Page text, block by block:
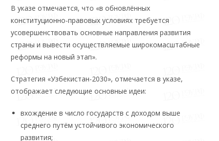
В указе отмечается, что «в обновлённых
конституционно-правовых условиях требуется
усовершенствовать основные направления развития
страны и вывести осуществляемые широкомасштабные
реформы на новый этап».
Стратегия «Узбекистан-2030», отмечается в указе,
отображает следующие основные идеи:
вхождение в число государств с доходом выше
среднего путём устойчивого экономического
развития;